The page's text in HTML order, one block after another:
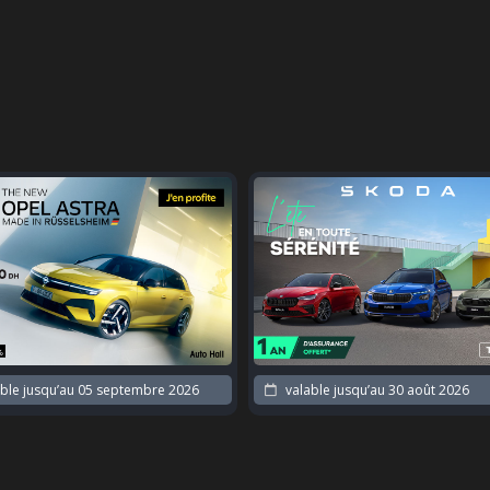
jusqu’au 05 septembre 2026 valable jusqu’au 30 août 2026